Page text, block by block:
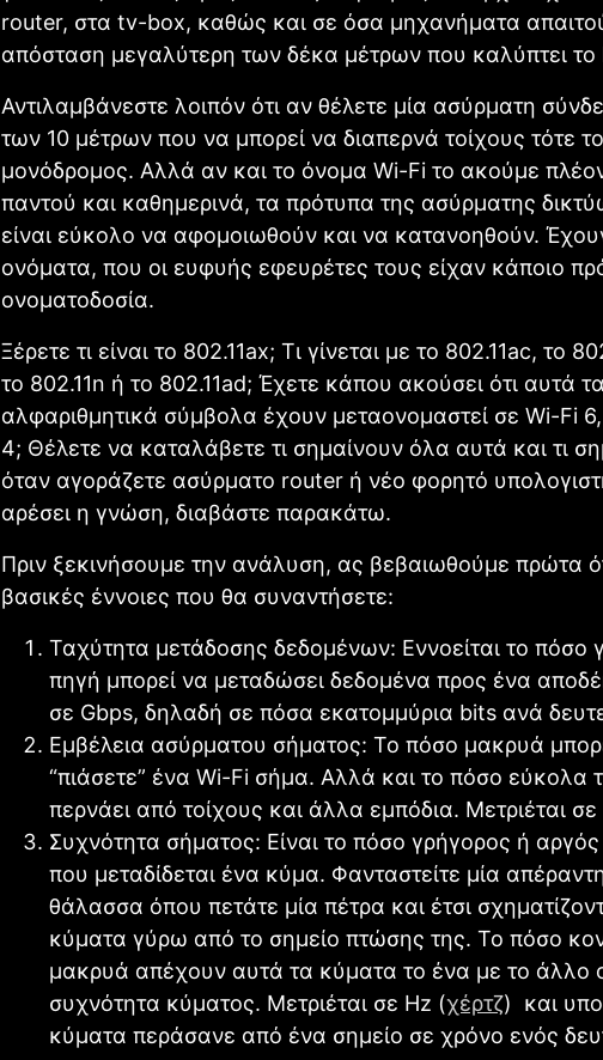
router, στα tv-box, καθώς και σε όσα μηχανήματα
απόσταση μεγαλύτερη των δέκα μέτρων που καλύπτει
Αντιλαμβάνεστε λοιπόν ότι αν θέλετε μία ασύρματη
των 10 μέτρων που να μπορεί να διαπερνά τοίχους τότε
μονόδρομος. Αλλά αν και το όνομα Wi-Fi το ακούμε
παντού και καθημερινά, τα πρότυπα της ασύρματης
είναι εύκολο να αφομοιωθούν και να κατανοηθούν.
ονόματα, που οι ευφυής εφευρέτες τους είχαν κάποιο
ονοματοδοσία.
Ξέρετε τι είναι το 802.11ax; Τι γίνεται με το 802.11ac, το
το 802.11n ή το 802.11ad; Έχετε κάπου ακούσει ότι αυτά τα
αλφαριθμητικά σύμβολα έχουν μεταονομαστεί σε Wi-Fi
4; Θέλετε να καταλάβετε τι σημαίνουν όλα αυτά και τι
όταν αγοράζετε ασύρματο router ή νέο φορητό
αρέσει η γνώση, διαβάστε παρακάτω.
Πριν ξεκινήσουμε την ανάλυση, ας βεβαιωθούμε πρώτα
βασικές έννοιες που θα συναντήσετε:
Ταχύτητα μετάδοσης δεδομένων: Εννοείται το πόσο
πηγή μπορεί να μεταδώσει δεδομένα προς ένα
σε Gbps, δηλαδή σε πόσα εκατομμύρια bits ανά
Εμβέλεια ασύρματου σήματος: Το πόσο μακρυά
“πιάσετε” ένα Wi-Fi σήμα. Αλλά και το πόσο εύκολα
περνάει από τοίχους και άλλα εμπόδια. Μετριέται σε
Συχνότητα σήματος: Είναι το πόσο γρήγορος ή αργός
που μεταδίδεται ένα κύμα. Φανταστείτε μία
θάλασσα όπου πετάτε μία πέτρα και έτσι
κύματα γύρω από το σημείο πτώσης της. Το πόσο
μακρυά απέχουν αυτά τα κύματα το ένα με το άλλο
συχνότητα κύματος. Μετριέται σε Hz (χέρτζ) και
κύματα περάσανε από ένα σημείο σε χρόνο ενός